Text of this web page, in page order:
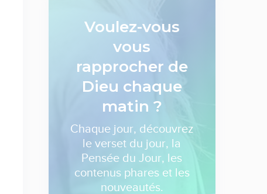
Voulez-vous
vous
rapprocher de
Dieu chaque
matin ?
Chaque jour, découvrez
le verset du jour, la
Pensée du Jour, les
contenus phares et les
nouveautés.